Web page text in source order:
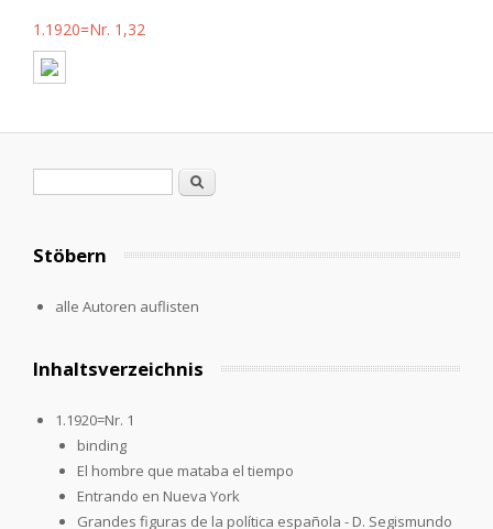
1.1920=Nr. 1,32
Suche
Stöbern
alle Autoren auflisten
Inhaltsverzeichnis
1.1920=Nr. 1
binding
El hombre que mataba el tiempo
Entrando en Nueva York
Grandes figuras de la política española - D. Segismundo